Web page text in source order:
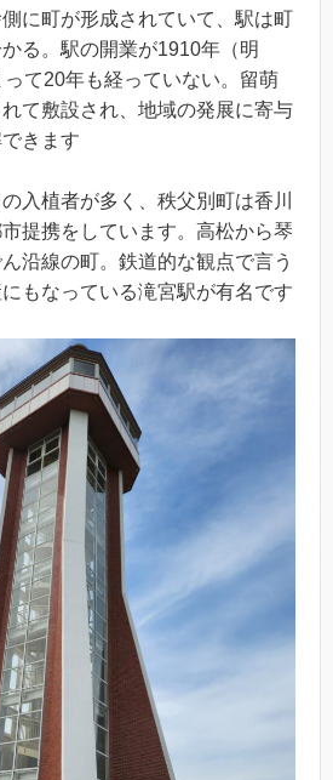
に町が形成されていて、駅は町
る。駅の開業が1910年（明
て20年も経っていない。留萌
て敷設され、地域の発展に寄与
きます
入植者が多く、秩父別町は香川
提携をしています。高松から琴
沿線の町。鉄道的な観点で言う
もなっている滝宮駅が有名です